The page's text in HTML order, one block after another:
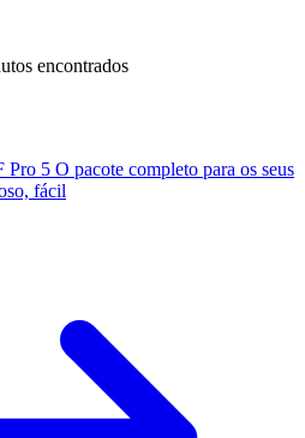
encontrados
Pro 5 O pacote completo para os seus
fácil